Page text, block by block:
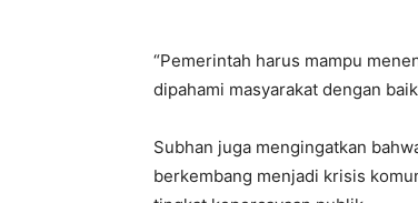
“Pemerintah harus mampu
dipahami masyarakat dengan
Subhan juga mengingatkan
berkembang menjadi krisis